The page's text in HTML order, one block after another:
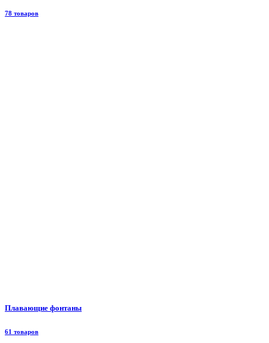
78 товаров
Плавающие фонтаны
61 товаров